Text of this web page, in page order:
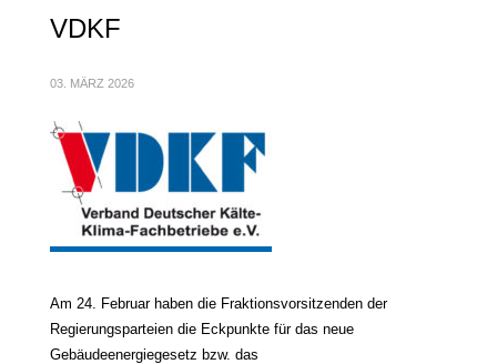
VDKF
03. MÄRZ 2026
Am 24. Februar haben die Fraktionsvorsitzenden der
Regierungsparteien die Eckpunkte für das neue
Gebäudeenergiegesetz bzw. das